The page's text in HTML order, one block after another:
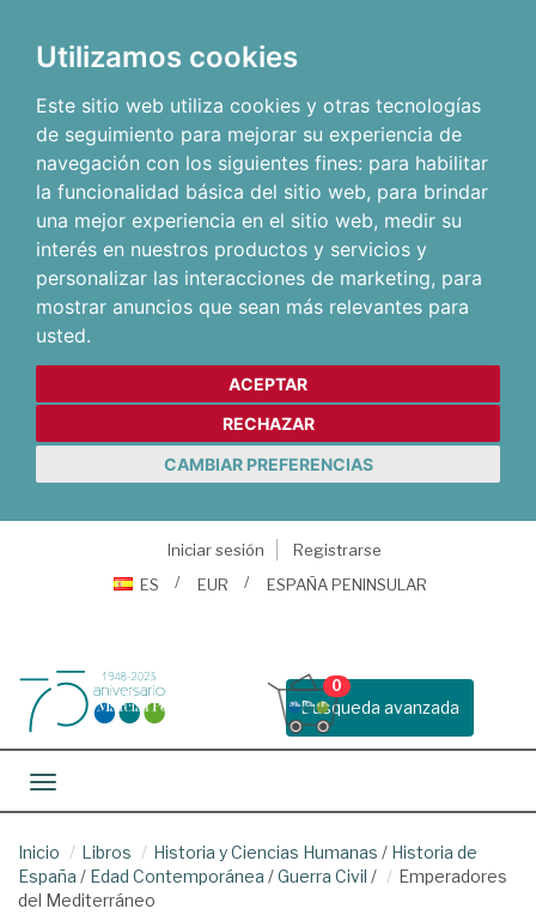
Utilizamos cookies
Este sitio web utiliza cookies y otras tecnologías
de seguimiento para mejorar su experiencia de
navegación con los siguientes fines: para habilitar
la funcionalidad básica del sitio web, para brindar
una mejor experiencia en el sitio web, medir su
interés en nuestros productos y servicios y
personalizar las interacciones de marketing, para
mostrar anuncios que sean más relevantes para
usted.
ACEPTAR
RECHAZAR
CAMBIAR PREFERENCIAS
Iniciar sesión
Registrarse
ES
EUR ESPAÑA PENINSULAR
Busqueda avanzada
0
Toggle navigation
Inicio Libros Historia y Ciencias Humanas / Historia de
España / Edad Contemporánea /Guerra Civil /
Emperadores
del Mediterráneo